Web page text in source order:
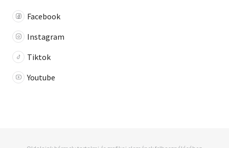
Facebook
Instagram
Tiktok
Youtube